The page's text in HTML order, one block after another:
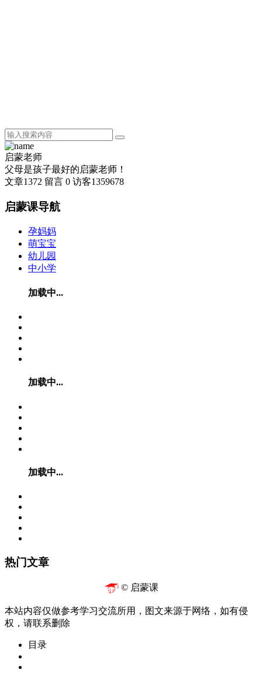
启蒙老师
父母是孩子最好的启蒙老师！
文章1372 留言 0 访客1359678
启蒙课导航
孕妈妈
萌宝宝
幼儿园
中小学
加载中...
加载中...
加载中...
热门文章
© 启蒙课
本站内容仅做参考学习交流所用，图文来源于网络，如有侵
权，请联系删除
目录